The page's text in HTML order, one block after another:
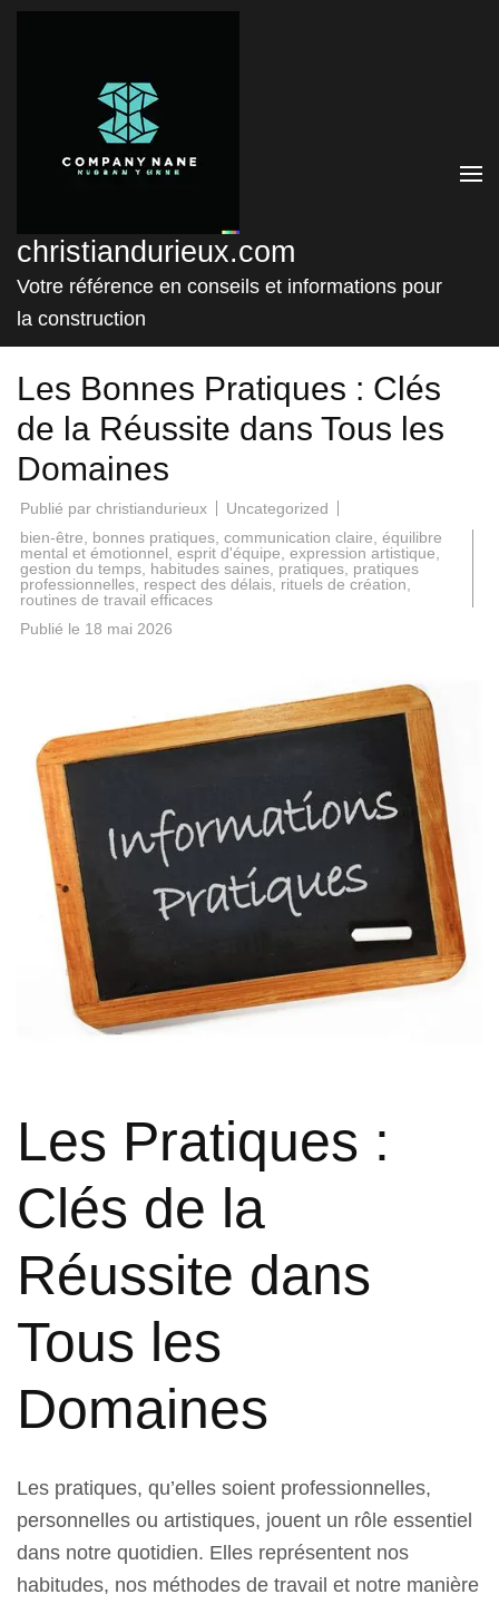
Aller
christiandurieux.com
Votre référence en conseils et informations pour
la construction
Les Bonnes Pratiques : Clés
de la Réussite dans Tous les
Domaines
Publié par christiandurieux
Uncategorized
bien-être
bonnes pratiques communication claire équilibre
mental et émotionnel esprit d'équipe expression artistique
gestion du temps habitudes saines pratiques pratiques
professionnelles respect des délais rituels de création
routines de travail efficaces
Publié le 18 mai 2026
Les Pratiques :
Clés de la
Réussite dans
Tous les
Domaines
Les pratiques, qu’elles soient professionnelles,
personnelles ou artistiques, jouent un rôle essentiel
dans notre quotidien. Elles représentent nos
habitudes, nos méthodes de travail et notre manière